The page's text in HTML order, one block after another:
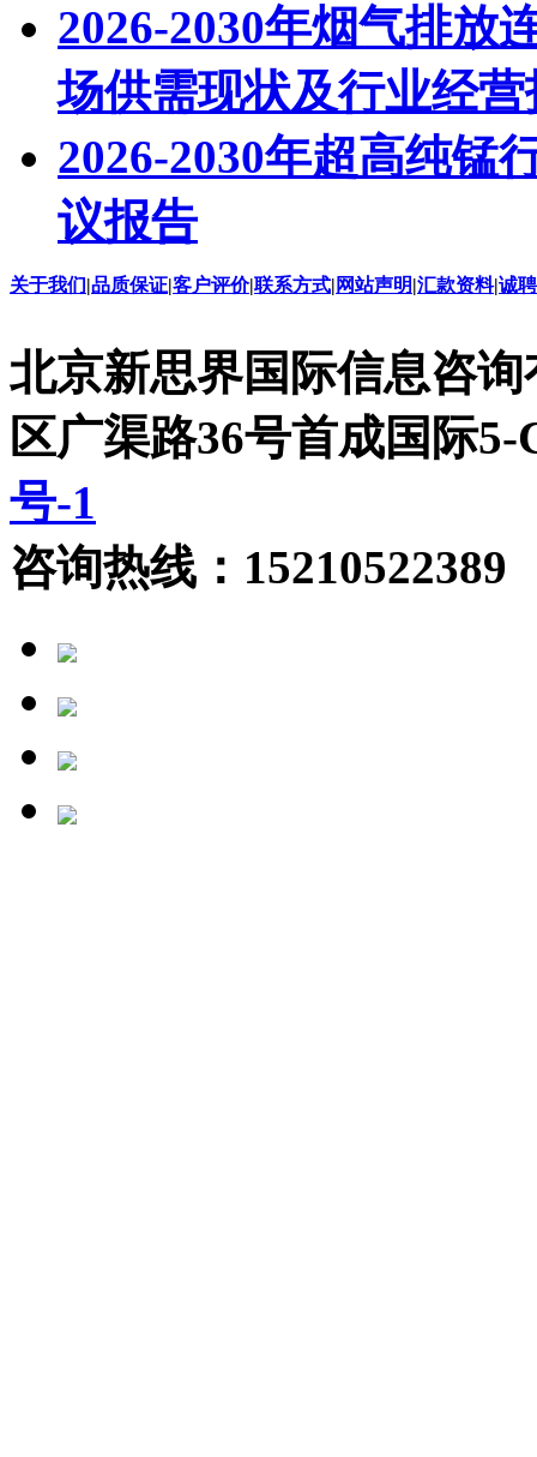
2026-2030年烟气排放
场供需现状及行业经
2026-2030年超高纯锰
议报告
关于我们|品质保证|客户评价|联系方式| 网站声明|汇款资料|诚
北京新思界国际信息咨
区广渠路36号首成国际
号-1
咨询热线：